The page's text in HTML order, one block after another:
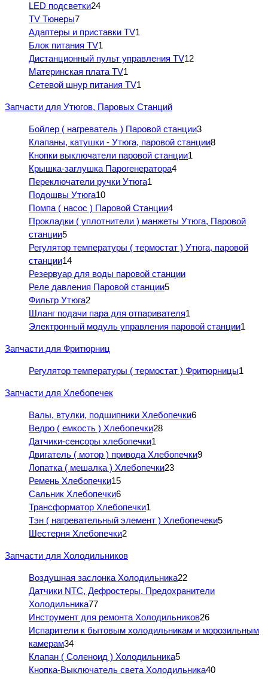
LED подсветки24
TV Тюнеры7
Адаптеры и приставки TV1
Блок питания TV1
Дистанционный пульт управления TV12
Материнская плата TV1
Сетевой шнур питания TV1
Запчасти для Утюгов, Паровых Станций
Бойлер ( нагреватель ) Паровой станции3
Клапаны, катушки - Утюга, паровой станции8
Кнопки выключатели паровой станции1
Крышка-заглушка Парогенератора4
Переключатели ручки Утюга1
Подошвы Утюга10
Помпа ( насос ) Паровой Станции4
Прокладки ( уплотнители ) манжеты Утюга, Паровой
станции5
Регулятор температуры ( термостат ) Утюга, паровой
станции14
Резервуар для воды паровой станции
Реле давления Паровой станции5
Фильтр Утюга2
Шланг подачи пара для отпаривателя1
Электронный модуль управления паровой станции1
Запчасти для Фритюрниц
Регулятор температуры ( термостат ) Фритюрницы1
Запчасти для Хлебопечек
Валы, втулки, подшипники Хлебопечки6
Ведро ( емкость ) Хлебопечки28
Датчики-сенсоры хлебопечки1
Двигатель ( мотор ) привода Хлебопечки9
Лопатка ( мешалка ) Хлебопечки23
Ремень Хлебопечки15
Сальник Хлебопечки6
Трансформатор Хлебопечки1
Тэн ( нагревательный элемент ) Хлебопечеки5
Шестерня Хлебопечки2
Запчасти для Холодильников
Воздушная заслонка Холодильника22
Датчики NTC, Дефростеры, Предохранители
Холодильника77
Инструмент для ремонта Холодильников26
Испарители к бытовым холодильникам и морозильным
камерам34
Клапан ( Соленоид ) Холодильника5
Кнопка-Выключатель света Холодильника40